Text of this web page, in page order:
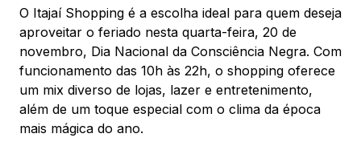
Comodidades Eventos Cinema
O Itajaí Shopping é a escolha ideal para quem deseja
aproveitar o feriado nesta quarta-feira, 20 de
novembro, Dia Nacional da Consciência Negra. Com
funcionamento das 10h às 22h, o shopping oferece
um mix diverso de lojas, lazer e entretenimento,
além de um toque especial com o clima da época
mais mágica do ano.